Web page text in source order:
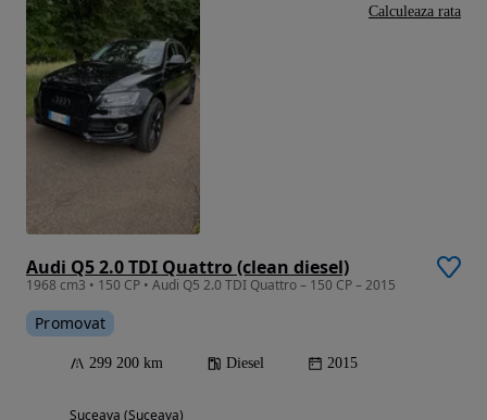
Audi Q5 2.0 TDI Quattro (clean diesel)
1968 cm3 • 150 CP • Audi Q5 2.0 TDI Quattro – 150 CP – 2015
Promovat
299 200 km Diesel 2015
Suceava (Suceava)
Calculeaza rata